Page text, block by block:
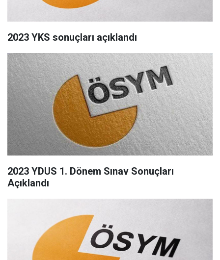
2023 YKS sonuçları açıklandı
2023 YDUS 1. Dönem Sınav Sonuçları
Açıklandı